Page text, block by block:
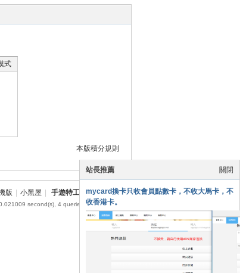
式
本版積分規則
關閉
站長推薦
mycard換卡只收會員點數卡，不收大馬卡，不
收香港卡。
版 小黑屋 手遊特工 | 網站地圖
second(s), 4 queries , MemCache On.